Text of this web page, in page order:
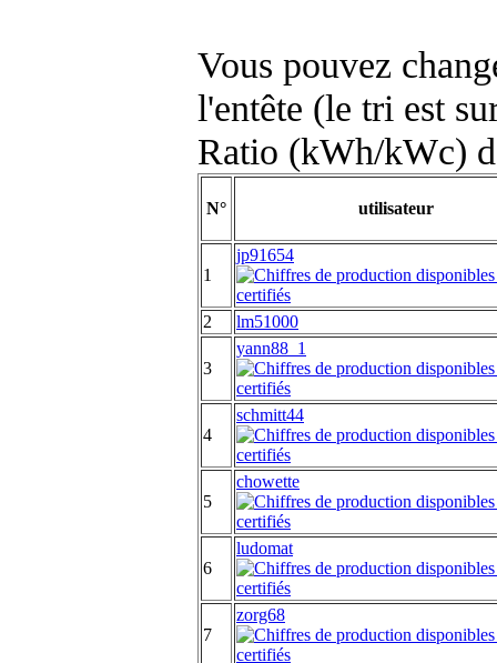
Vous pouvez
l'entête (le tri est
Ratio (kWh/kWc)
N° utilisateur
1
jp91654
2 lm51000
3
yann88_1
4
schmitt44
5
chowette
6
ludomat
7
zorg68